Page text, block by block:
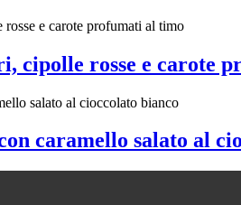
cipolle rosse e carote
caramello salato al